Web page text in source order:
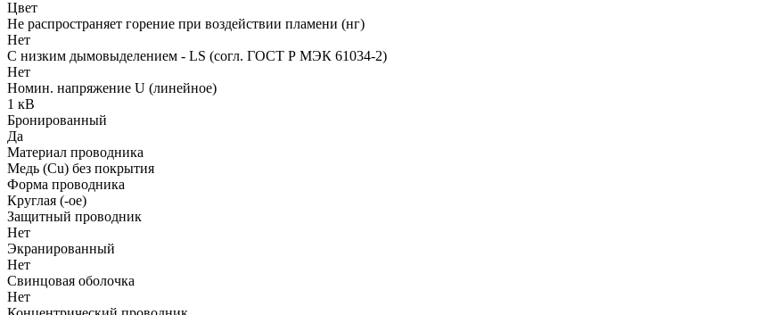
Цвет
Не распространяет горение при воздействии пламени (нг)
Нет
С низким дымовыделением - LS (согл. ГОСТ Р МЭК 61034-2)
Нет
Номин. напряжение U (линейное)
1 кВ
Бронированный
Да
Материал проводника
Медь (Cu) без покрытия
Форма проводника
Круглая (-ое)
Защитный проводник
Нет
Экранированный
Нет
Свинцовая оболочка
Нет